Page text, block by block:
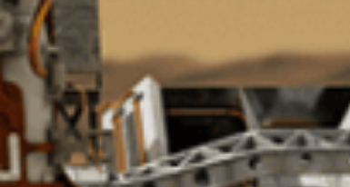
まだ世の中にないものを「
シグマ光機は「光」で社会
「精度の高い製品を、より
常に「挑戦」をしていく、